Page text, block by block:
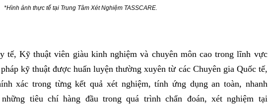
*Hình ảnh thực tế tại Trung Tâm Xét Nghiệm TASSCARE.
tế, Kỹ thuật viên giàu kinh nghiệm và chuyên môn cao trong lĩnh vực
kỹ thuật được huấn luyện thường xuyên từ các Chuyên gia Quốc tế,
xác trong từng kết quả xét nghiệm, tính ứng dụng an toàn, nhanh
tiêu chí hàng đầu trong quá trình chẩn đoán, xét nghiệm tại